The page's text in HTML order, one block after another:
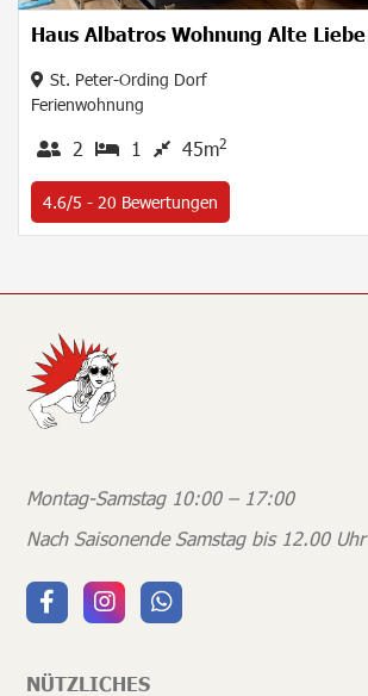
Haus Albatros Wohnung Alte Liebe
St. Peter-Ording Dorf
Ferienwohnung
2 1 45m2
4.6/5 - 20 Bewertungen
Montag-Samstag 10:00 – 17:00
Nach Saisonende Samstag bis 12.00 Uhr
NÜTZLICHES